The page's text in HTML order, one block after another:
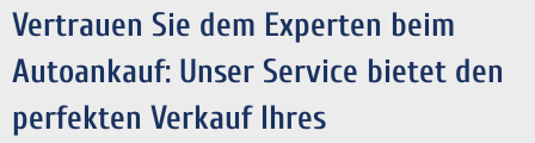
Vertrauen Sie dem Experten beim
Autoankauf: Unser Service bietet den
perfekten Verkauf Ihres